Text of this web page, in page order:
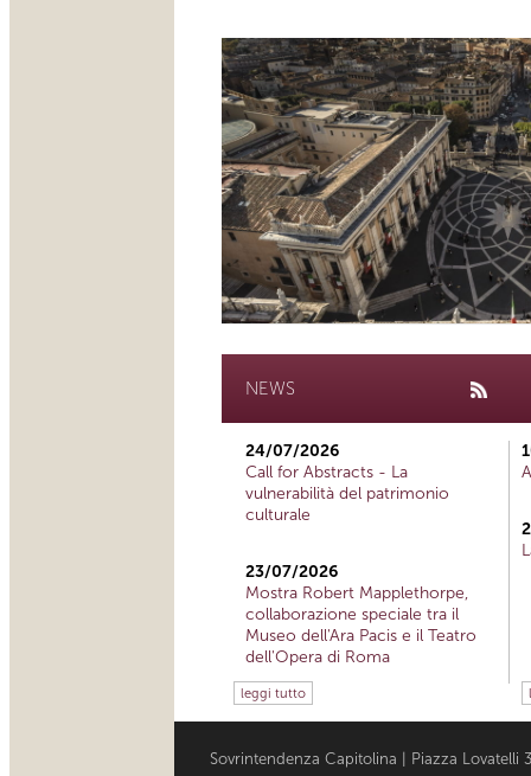
NEWS
24/07/2026
Call for Abstracts - La
vulnerabilità del patrimonio
culturale
23/07/2026
Mostra Robert Mapplethorpe,
collaborazione speciale tra il
Museo dell'Ara Pacis e il Teatro
dell'Opera di Roma
leggi tutto
Sovrintendenza Capitolina | Piazza Lovatelli